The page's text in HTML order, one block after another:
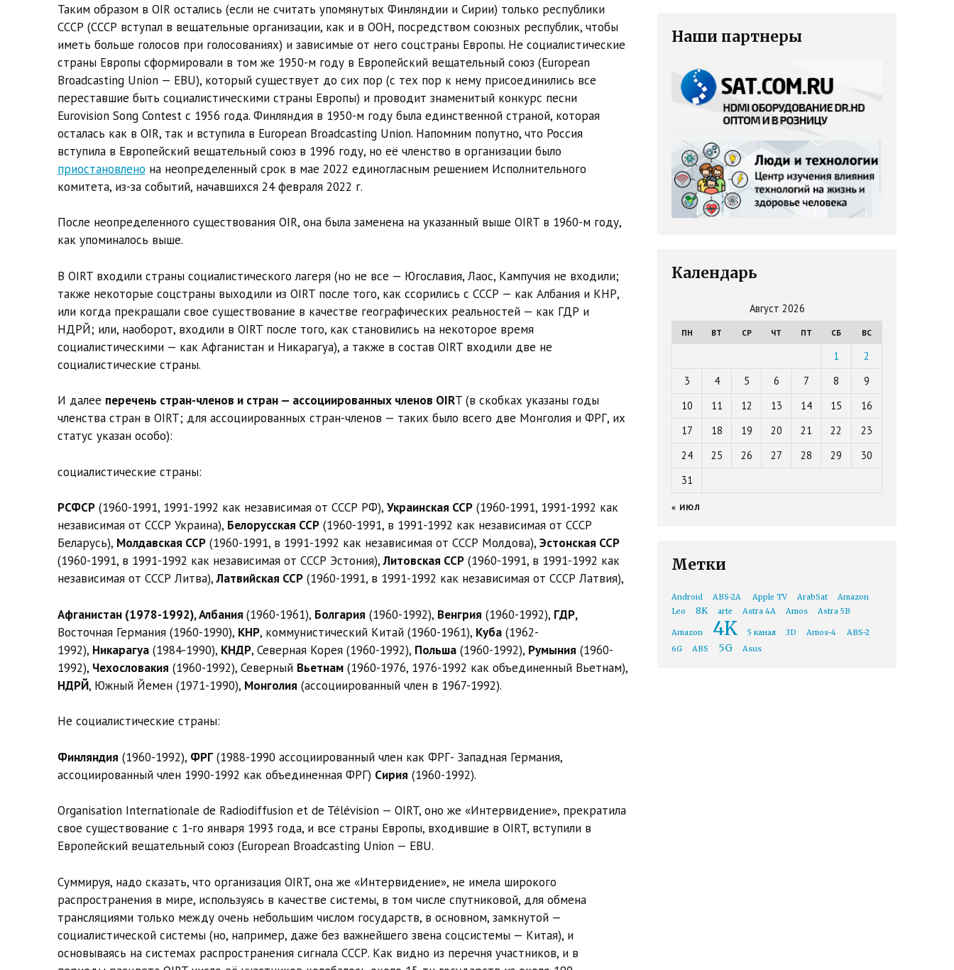
Таким образом в OIR остались (если не считать упомянутых Финляндии и Сирии) только республики
СССР (СССР вступал в вещательные организации, как и в ООН, посредством союзных республик, чтобы
иметь больше голосов при голосованиях) и зависимые от него соцстраны Европы. Не социалистические
страны Европы сформировали в том же 1950-м году в Европейский вещательный союз (European
Broadcasting Union — EBU), который существует до сих пор (с тех пор к нему присоединились все
переставшие быть социалистическими страны Европы) и проводит знаменитый конкурс песни
Eurovision Song Contest с 1956 года. Финляндия в 1950-м году была единственной страной, которая
осталась как в OIR, так и вступила в European Broadcasting Union. Напомним попутно, что Россия
вступила в Европейский вещательный союз в 1996 году, но её членство в организации было
приостановлено на неопределенный срок в мае 2022 единогласным решением Исполнительного
комитета, из-за событий, начавшихся 24 февраля 2022 г.
После неопределенного существования OIR, она была заменена на указанный выше OIRT в 1960-м году,
как упоминалось выше.
В OIRT входили страны социалистического лагеря (но не все — Югославия, Лаос, Кампучия не входили;
также некоторые соцстраны выходили из OIRT после того, как ссорились с СССР — как Албания и КНР,
или когда прекращали свое существование в качестве географических реальностей — как ГДР и
НДРЙ; или, наоборот, входили в OIRT после того, как становились на некоторое время
социалистическими — как Афганистан и Никарагуа), а также в состав OIRT входили две не
социалистические страны.
И далее перечень стран-членов и стран — ассоциированных членов OIRT (в скобках указаны годы
членства стран в OIRT; для ассоциированных стран-членов — таких было всего две Монголия и ФРГ, их
статус указан особо):
социалистические страны:
РСФСР(1960-1991, 1991-1992 как независимая от СССР РФ), Украинская ССР(1960-1991, 1991-1992 как
независимая от СССР Украина), Белорусская ССР(1960-1991, в 1991-1992 как независимая от СССР
Беларусь), Молдавская ССР(1960-1991, в 1991-1992 как независимая от СССР Молдова), Эстонская ССР
(1960-1991, в 1991-1992 как независимая от СССР Эстония),Литовская ССР(1960-1991, в 1991-1992 как
независимая от СССР Литва),Латвийская ССР(1960-1991, в 1991-1992 как независимая от СССР Латвия),
Афганистан (1978-1992), Албания (1960-1961), Болгария (1960-1992), Венгрия (1960-1992), ГДР,
Восточная Германия (1960-1990), КНР, коммунистический Китай (1960-1961), Куба(1962-
1992), Никарагуа(1984-1990), КНДР, Северная Корея (1960-1992), Польша(1960-1992), Румыния (1960-
1992), Чехословакия (1960-1992), Северный Вьетнам(1960-1976, 1976-1992 как объединенный Вьетнам),
НДРЙ, Южный Йемен (1971-1990), Монголия (ассоциированный член в 1967-1992).
Не социалистические страны:
Финляндия (1960-1992), ФРГ(1988-1990 ассоциированный член как ФРГ- Западная Германия,
ассоциированный член 1990-1992 как объединенная ФРГ) Сирия (1960-1992).
Organisation Internationale de Radiodiffusion et de Télévision — OIRT, оно же «Интервидение», прекратила
свое существование с 1-го января 1993 года, и все страны Европы, входившие в OIRT, вступили в
Европейский вещательный союз (European Broadcasting Union — EBU.
Суммируя, надо сказать, что организация OIRT, она же «Интервидение», не имела широкого
распространения в мире, используясь в качестве системы, в том числе спутниковой, для обмена
трансляциями только между очень небольшим числом государств, в основном, замкнутой —
социалистической системы (но, например, даже без важнейшего звена соцсистемы — Китая), и
основываясь на системах распространения сигнала СССР. Как видно из перечня участников, и в
Наши партнеры
Календарь
Август 2026
ПН ВТ СР ЧТ ПТ СБ ВС
1
2
3
4 5 6 7 8
9
10
11 12 13 14 15
16
17
18 19 20 21 22
23
24
25 26 27 28 29
30
31
« ИЮЛ
Метки
Android ABS-2A Apple TV ArabSat
Amazon
Leo
8K arte Astra 4A Amos Astra 5B
Amazon 4K 5 канал 3D Amos-4
ABS-2
6G
ABS 5G Asus